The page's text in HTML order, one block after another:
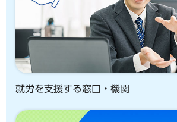
就労を支援する窓口・機関